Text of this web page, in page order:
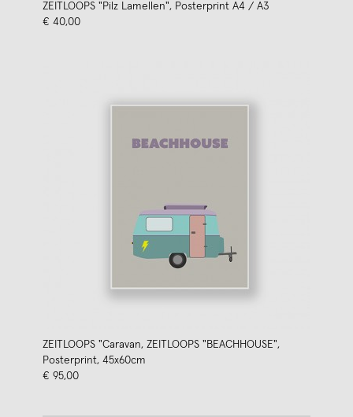
ZEITLOOPS "Pilz Lamellen", Posterprint A4 / A3
€ 40,00
ZEITLOOPS "Caravan, ZEITLOOPS "BEACHHOUSE",
Posterprint, 45x60cm
€ 95,00